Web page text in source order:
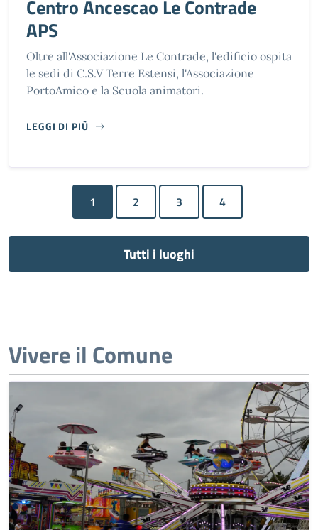
Centro Ancescao Le Contrade
APS
Oltre all'Associazione Le Contrade, l'edificio ospita
le sedi di C.S.V Terre Estensi, l'Associazione
PortoAmico e la Scuola animatori.
LEGGI DI PIÙ
CENTRO ANCESCAO LE CONTRADE APS
1
Tutti i luoghi
Vivere il Comune